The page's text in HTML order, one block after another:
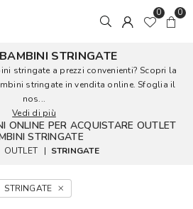
0 0
STRINGATE
stringate a prezzi convenienti? Scopri la
stringate in vendita online. Sfoglia il
nos...
Vedi di più
ONLINE PER ACQUISTARE OUTLET
STRINGATE
OUTLET | STRINGATE
STRINGATE